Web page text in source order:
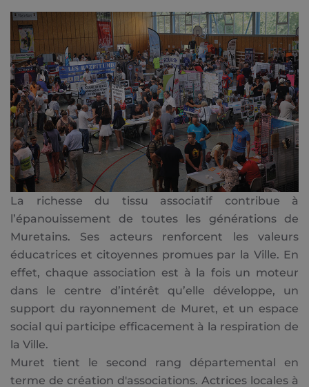
La richesse du tissu associatif contribue à
l’épanouissement de toutes les générations de
Muretains. Ses acteurs renforcent les valeurs
éducatrices et citoyennes promues par la Ville. En
effet, chaque association est à la fois un moteur
dans le centre d’intérêt qu’elle développe, un
support du rayonnement de Muret, et un espace
social qui participe efficacement à la respiration de
la Ville.
Muret tient le second rang départemental en
terme de création d'associations. Actrices locales à